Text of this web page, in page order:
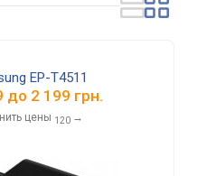
EP-T4511
до 2 199 грн.
цены 120 →